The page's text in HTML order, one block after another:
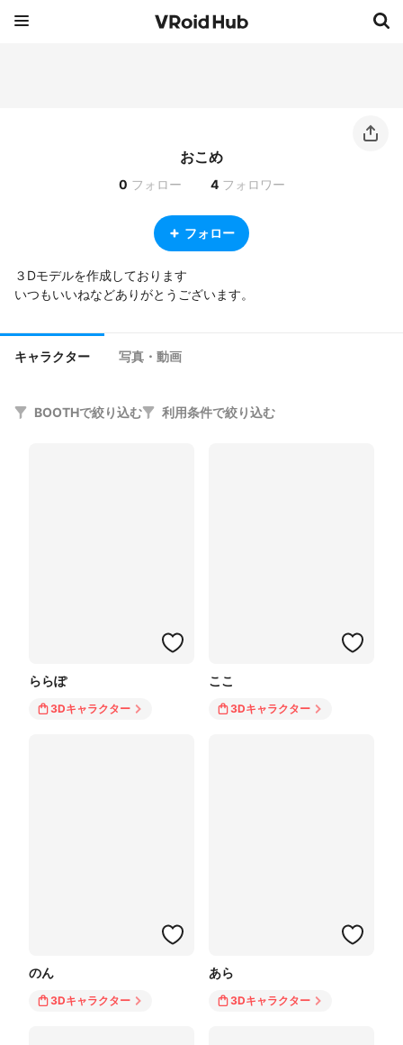
おこめ
0 フォロー 4 フォロワー
フォロー
３Dモデルを作成しております
いつもいいねなどありがとうございます。
キャラクター 写真・動画
BOOTHで絞り込む 利用条件で絞り込む
ららぽ
3Dキャラクター
ここ
3Dキャラクター
のん
3Dキャラクター
あら
3Dキャラクター